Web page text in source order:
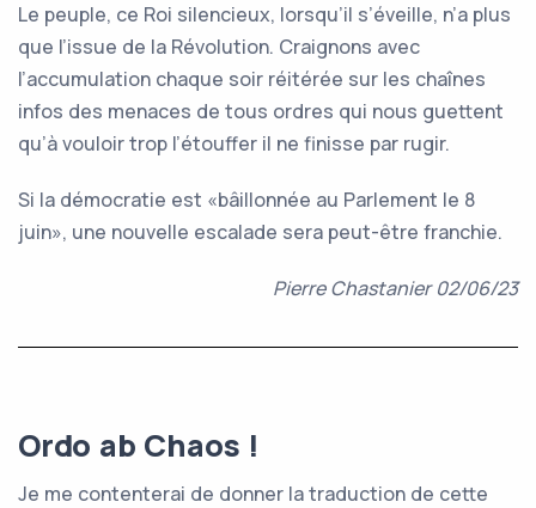
Le peuple, ce Roi silencieux, lorsqu’il s’éveille, n’a plus
que l’issue de la Révolution. Craignons avec
l’accumulation chaque soir réitérée sur les chaînes
infos des menaces de tous ordres qui nous guettent
qu’à vouloir trop l’étouffer il ne finisse par rugir.
Si la démocratie est «bâillonnée au Parlement le 8
juin», une nouvelle escalade sera peut-être franchie.
Pierre Chastanier 02/06/23
Ordo ab Chaos !
Je me contenterai de donner la traduction de cette